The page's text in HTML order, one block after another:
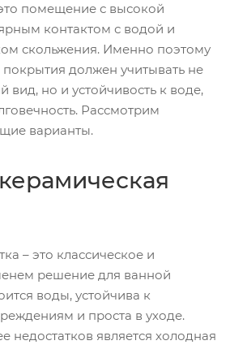
помещение с высокой
контактом с водой и
скольжения. Именно поэтому
должен учитывать не
вид, но и устойчивость к воде,
Рассмотрим
варианты.
– это классическое и
решение для ванной
воды, устойчива к
и проста в уходе.
недостатков является холодная